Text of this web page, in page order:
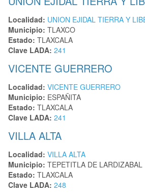
Localidad: UNION EJIDAL TIERRA Y
Municipio: TLAXCO
Estado: TLAXCALA
Clave LADA: 241
VICENTE GUERRERO
Localidad: VICENTE GUERRERO
Municipio: ESPAÑITA
Estado: TLAXCALA
Clave LADA: 241
VILLA ALTA
Localidad: VILLA ALTA
Municipio: TEPETITLA DE LARDIZABAL
Estado: TLAXCALA
Clave LADA: 248